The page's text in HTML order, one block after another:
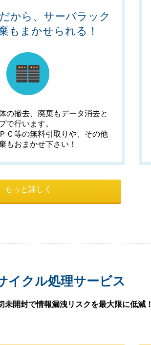
から、サーバラック
もまかせられる！
の撤去、廃棄もデータ消去と
で行います。
Ｃ等の無料引取りや、その他
もおまかせ下さい！
もっと詳しく
イクル処理サービス
未開封で情報漏洩リスクを最大限に低減！